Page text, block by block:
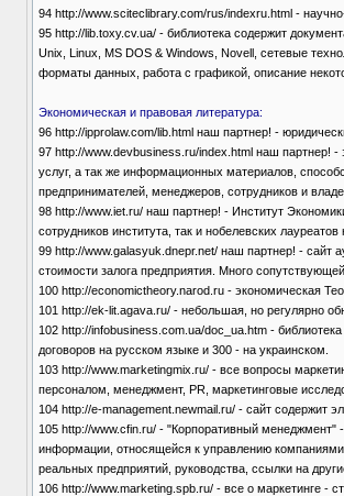
94 http://www.sciteclibrary.com/rus/indexru.html -
95 http://lib.toxy.cv.ua/ - библиотека содержит
Unix, Linux, MS DOS & Windows, Novell, сетевые
форматы данных, работа с графикой, описание
Экономическая и правовая литература:
96 http://ipprolaw.com/lib.html наш партнер! -
97 http://www.devbusiness.ru/index.html наш партнер! -
услуг, а так же информационных материалов,
предпринимателей, менеджеров, сотрудников и
98 http://www.iet.ru/ наш партнер! - Институт
сотрудников института, так и нобелевских
99 http://www.galasyuk.dnepr.net/ наш партнер! - сайт
стоимости залога предприятия. Много
100 http://economictheory.narod.ru - экономическая
101 http://ek-lit.agava.ru/ - небольшая, но регулярно
102 http://infobusiness.com.ua/doc_ua.htm -
договоров на русском языке и 300 - на украинском.
103 http://www.marketingmix.ru/ - все вопросы
персоналом, менеджмент, PR, маркетинговые
104 http://e-management.newmail.ru/ - сайт содержит
105 http://www.cfin.ru/ - "Корпоративный менеджмент"
информации, относящейся к управлению
реальных предприятий, руководства, ссылки на
106 http://www.marketing.spb.ru/ - все о маркетинге -